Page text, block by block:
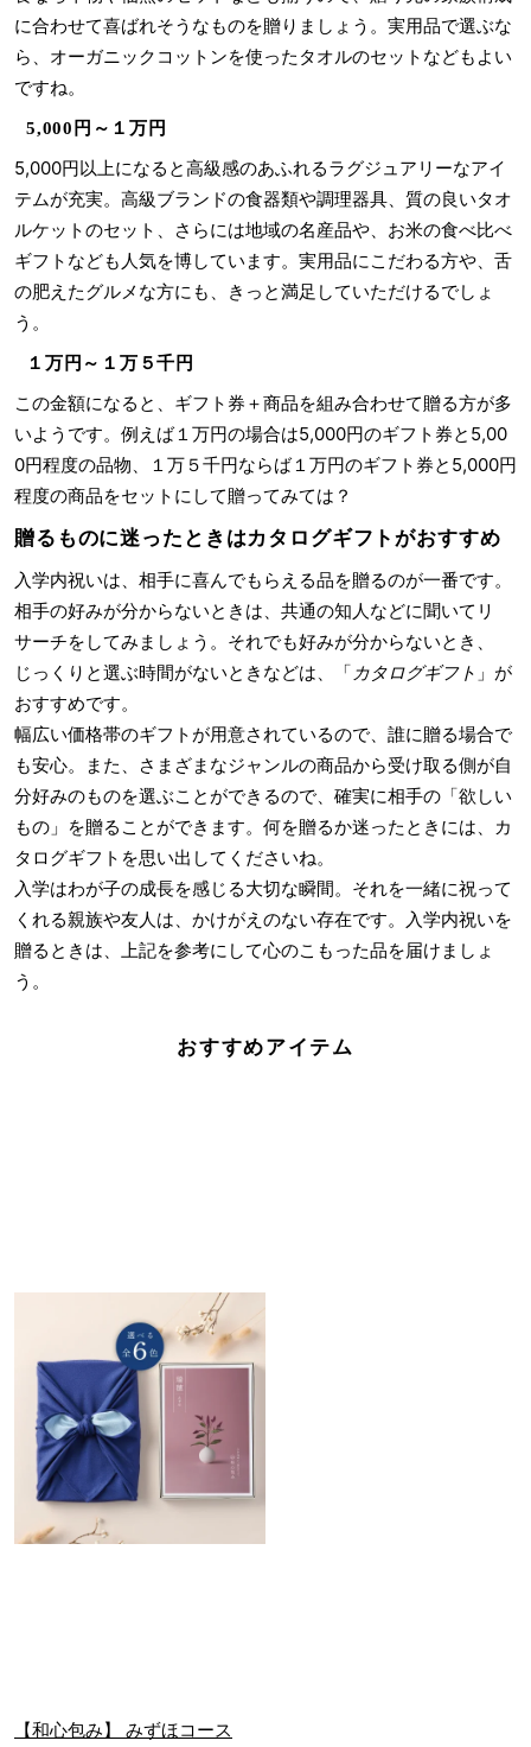
に合わせて喜ばれそうなものを贈りましょう。実用品で選ぶな
ら、オーガニックコットンを使ったタオルのセットなどもよい
ですね。
5,000円～１万円
5,000円以上になると高級感のあふれるラグジュアリーなアイ
テムが充実。高級ブランドの食器類や調理器具、質の良いタオ
ルケットのセット、さらには地域の名産品や、お米の食べ比べ
ギフトなども人気を博しています。実用品にこだわる方や、舌
の肥えたグルメな方にも、きっと満足していただけるでしょ
う。
１万円～１万５千円
この金額になると、ギフト券＋商品を組み合わせて贈る方が多
いようです。例えば１万円の場合は5,000円のギフト券と5,00
0円程度の品物、１万５千円ならば１万円のギフト券と5,000円
程度の商品をセットにして贈ってみては？
贈るものに迷ったときはカタログギフトがおすすめ
入学内祝いは、相手に喜んでもらえる品を贈るのが一番です。
相手の好みが分からないときは、共通の知人などに聞いてリ
サーチをしてみましょう。それでも好みが分からないとき、
じっくりと選ぶ時間がないときなどは、「 カタログギフト 」が
おすすめです。
幅広い価格帯のギフトが用意されているので、誰に贈る場合で
も安心。また、さまざまなジャンルの商品から受け取る側が自
分好みのものを選ぶことができるので、確実に相手の「欲しい
もの」を贈ることができます。何を贈るか迷ったときには、カ
タログギフトを思い出してくださいね。
入学はわが子の成長を感じる大切な瞬間。それを一緒に祝って
くれる親族や友人は、かけがえのない存在です。入学内祝いを
贈るときは、上記を参考にして心のこもった品を届けましょ
う。
おすすめアイテム
【和心包み】 みずほコース